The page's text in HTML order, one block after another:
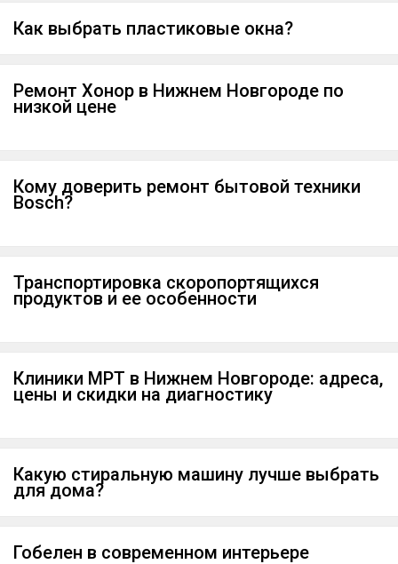
Как выбрать пластиковые окна?
Ремонт Хонор в Нижнем Новгороде по
низкой цене
Кому доверить ремонт бытовой техники
Bosch?
Транспортировка скоропортящихся
продуктов и ее особенности
Клиники МРТ в Нижнем Новгороде: адреса,
цены и скидки на диагностику
Какую стиральную машину лучше выбрать
для дома?
Гобелен в современном интерьере